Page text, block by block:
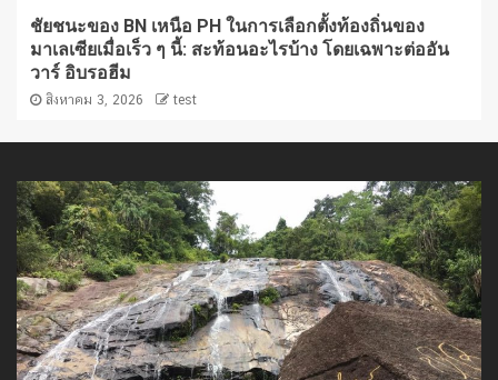
ชัยชนะของ BN เหนือ PH ในการเลือกตั้งท้องถิ่นของ
มาเลเซียเมื่อเร็ว ๆ นี้: สะท้อนอะไรบ้าง โดยเฉพาะต่ออัน
วาร์ อิบรอฮีม
สิงหาคม 3, 2026 test